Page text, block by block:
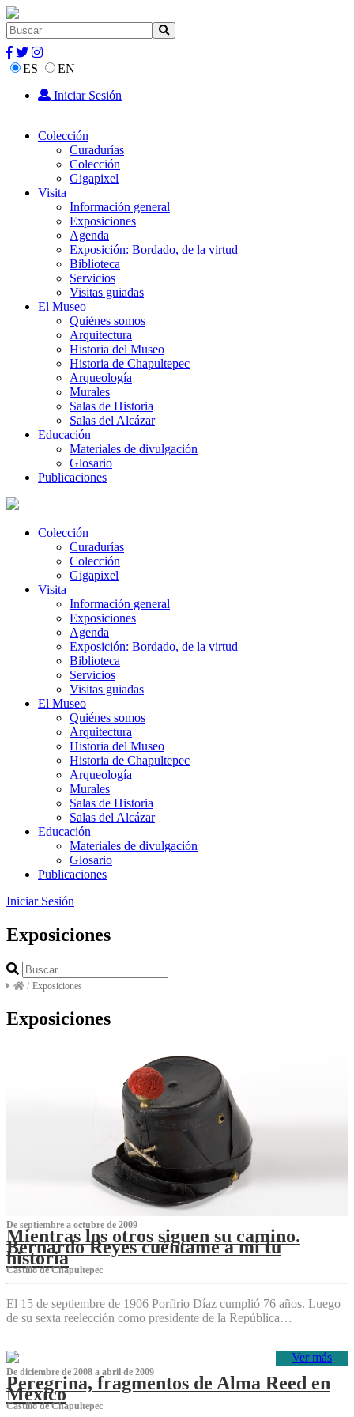
ES
EN
Iniciar Sesión
Colección
Curadurías
Colección
Gigapixel
Visita
Información general
Exposiciones
Agenda
Exposición: Bordado, de la virtud
Biblioteca
Servicios
Visitas guiadas
El Museo
Quiénes somos
Arquitectura
Historia del Museo
Historia de Chapultepec
Arqueología
Murales
Salas de Historia
Salas del Alcázar
Educación
Materiales de divulgación
Glosario
Publicaciones
Colección
Curadurías
Colección
Gigapixel
Visita
Información general
Exposiciones
Agenda
Exposición: Bordado, de la virtud
Biblioteca
Servicios
Visitas guiadas
El Museo
Quiénes somos
Arquitectura
Historia del Museo
Historia de Chapultepec
Arqueología
Murales
Salas de Historia
Salas del Alcázar
Educación
Materiales de divulgación
Glosario
Publicaciones
Iniciar Sesión
Exposiciones
/ Exposiciones
Exposiciones
De septiembre a octubre de 2009
Mientras los otros siguen su camino.
Bernardo Reyes cuéntame a mí tu
historia
Castillo de Chapultepec
El 15 de septiembre de 1906 Porfirio Díaz cumplió 76 años. Luego
de su sexta reelección como presidente de la República…
Ver más
De diciembre de 2008 a abril de 2009
Peregrina, fragmentos de Alma Reed en
México
Castillo de Chapultepec